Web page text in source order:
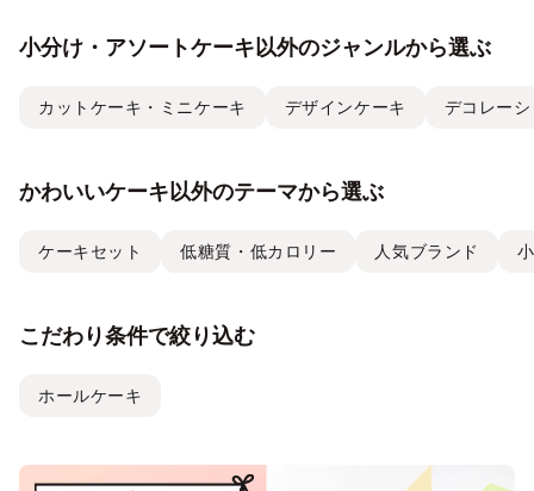
小分け・アソートケーキ以外のジャンルから選ぶ
カットケーキ・ミニケーキ デザインケーキ デコレー
かわいいケーキ以外のテーマから選ぶ
ケーキセット 低糖質・低カロリー 人気ブランド
こだわり条件で絞り込む
ホールケーキ